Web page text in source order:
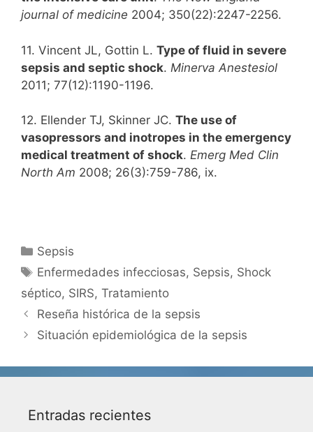
journal of medicine 2004; 350(22):2247-2256.
11. Vincent JL, Gottin L. Type of fluid in severe
sepsis and septic shock. Minerva Anestesiol
2011; 77(12):1190-1196.
12. Ellender TJ, Skinner JC. The use of
vasopressors and inotropes in the emergency
medical treatment of shock. Emerg Med Clin
North Am 2008; 26(3):759-786, ix.
Categorías
Sepsis
Etiquetas
Enfermedades infecciosas, Sepsis, Shock
séptico, SIRS, Tratamiento
Reseña histórica de la sepsis
Situación epidemiológica de la sepsis
Entradas recientes